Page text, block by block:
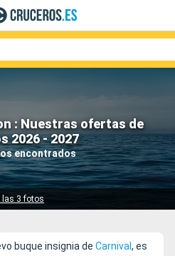
: Nuestras ofertas de
2026 - 2027
encontrados
las 3 fotos
buque insignia de Carnival, es